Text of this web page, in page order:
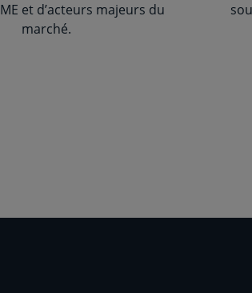
et d’acteurs majeurs du
marché.